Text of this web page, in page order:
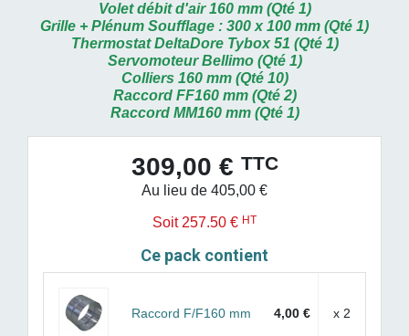
Volet débit d'air 160 mm (Qté 1)
Grille + Plénum Soufflage : 300 x 100 mm (Qté 1)
Thermostat DeltaDore Tybox 51 (Qté 1)
Servomoteur Bellimo (Qté 1)
Colliers 160 mm (Qté 10)
Raccord FF160 mm (Qté 2)
Raccord MM160 mm (Qté 1)
309,00 € TTC
Au lieu de 405,00 €
Soit 257.50 € HT
Ce pack contient
Raccord F/F160 mm 4,00 € x 2